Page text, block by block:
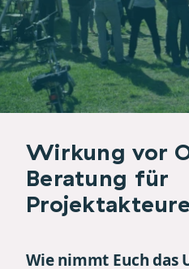
Wirkung vor
Beratung für
Projektakteure
Wie nimmt Euch das